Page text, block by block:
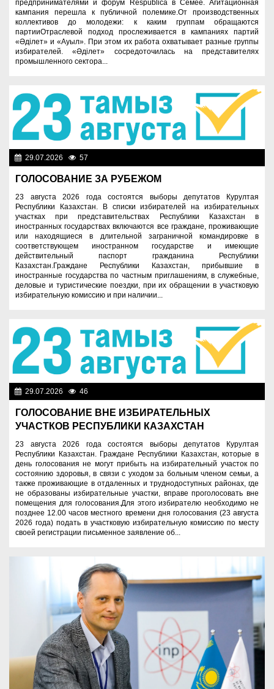
предпринимателями и форум Respublica в Семее. Агитационная
кампания перешла к публичной полемике.От производственных
коллективов до молодежи: к каким группам обращаются
партииОтраслевой подход прослеживается в кампаниях партий
«Әділет» и «Ауыл». При этом их работа охватывает разные группы
избирателей. «Әділет» сосредоточилась на представителях
промышленного сектора...
29.07.2026 57
ГОЛОСОВАНИЕ ЗА РУБЕЖОМ
23 августа 2026 года состоятся выборы депутатов Курултая
Республики Казахстан. В списки избирателей на избирательных
участках при представительствах Республики Казахстан в
иностранных государствах включаются все граждане, проживающие
или находящиеся в длительной заграничной командировке в
соответствующем иностранном государстве и имеющие
действительный паспорт гражданина Республики
Казахстан.Граждане Республики Казахстан, прибывшие в
иностранные государства по частным приглашениям, в служебные,
деловые и туристические поездки, при их обращении в участковую
избирательную комиссию и при наличии...
29.07.2026 46
ГОЛОСОВАНИЕ ВНЕ ИЗБИРАТЕЛЬНЫХ
УЧАСТКОВ РЕСПУБЛИКИ КАЗАХСТАН
23 августа 2026 года состоятся выборы депутатов Курултая
Республики Казахстан. Граждане Республики Казахстан, которые в
день голосования не могут прибыть на избирательный участок по
состоянию здоровья, в связи с уходом за больным членом семьи, а
также проживающие в отдаленных и труднодоступных районах, где
не образованы избирательные участки, вправе проголосовать вне
помещения для голосования.Для этого избирателю необходимо не
позднее 12.00 часов местного времени дня голосования (23 августа
2026 года) подать в участковую избирательную комиссию по месту
своей регистрации письменное заявление об...